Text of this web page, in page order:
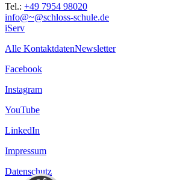
Tel.: +49 7954 98020
info@~@schloss-schule.de
iServ
Alle KontaktdatenNewsletter
Facebook
Instagram
YouTube
LinkedIn
Impressum
Datenschutz